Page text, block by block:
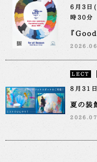
6月3日
時30分
『
LECT
8月31
夏の装